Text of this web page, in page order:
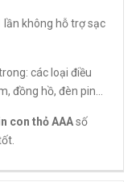
lần không hỗ trợ sạc
các loại điều
đồng hồ, đèn pin...
con thỏ AAAsố